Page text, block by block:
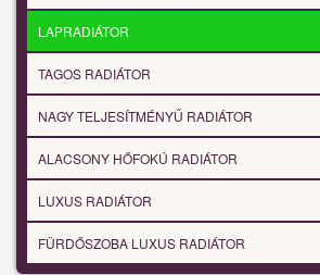
LAPRADIÁTOR
TAGOS RADIÁTOR
NAGY TELJESÍTMÉNYŰ RADIÁTOR
ALACSONY HŐFOKÚ RADIÁTOR
LUXUS RADIÁTOR
FÜRDŐSZOBA LUXUS RADIÁTOR